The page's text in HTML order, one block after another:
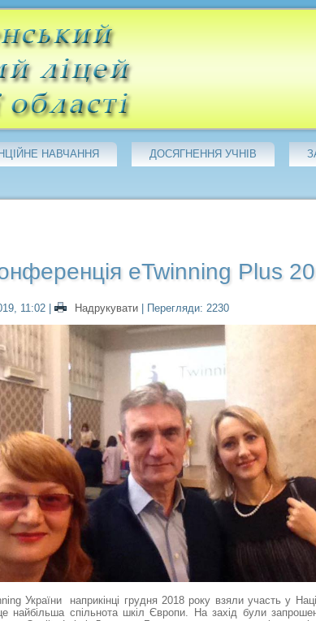
НАВЧАННЯ ДОСЯГНЕННЯ УЧНІВ
eTwinning Plus
11:02 | Надрукувати | Перегляди: 2230
України наприкінці грудня 2018 року взяли участь у
найбільша спільнота шкіл Європи.
На захід були